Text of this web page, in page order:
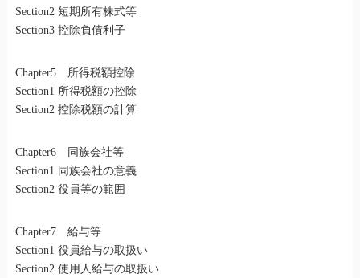
Section2 短期所有株式等
Section3 控除負債利子
Chapter5 所得税額控除
Section1 所得税額の控除
Section2 控除税額の計算
Chapter6 同族会社等
Section1 同族会社の意義
Section2 役員等の範囲
Chapter7 給与等
Section1 役員給与の取扱い
Section2 使用人給与の取扱い